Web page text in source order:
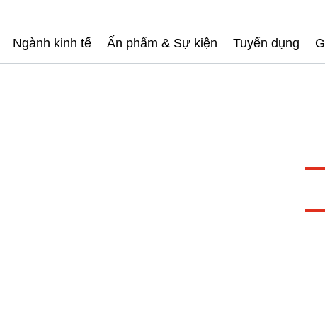
Ngành kinh tế Ấn phẩm & Sự kiện Tuyển dụng